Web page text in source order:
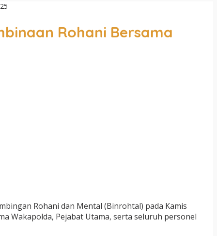
Rohani Bersama
Rohani dan Mental (Binrohtal) pada Kamis
Wakapolda, Pejabat Utama, serta seluruh personel